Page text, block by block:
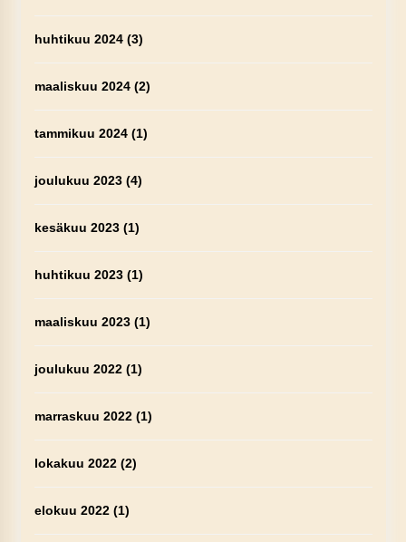
huhtikuu 2024(3)
maaliskuu 2024(2)
tammikuu 2024(1)
joulukuu 2023(4)
kesäkuu 2023(1)
huhtikuu 2023(1)
maaliskuu 2023(1)
joulukuu 2022(1)
marraskuu 2022(1)
lokakuu 2022(2)
elokuu 2022(1)